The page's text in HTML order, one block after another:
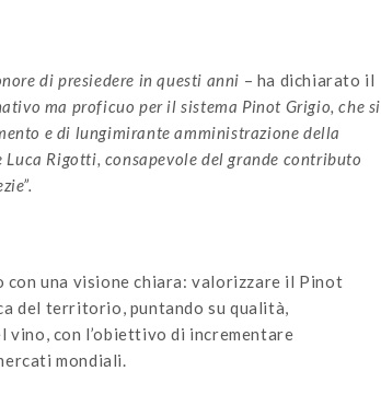
di presiedere in questi anni – ha dichiarato il
ma proficuo per il sistema Pinot Grigio, che si
e di lungimirante amministrazione della
Rigotti, consapevole del grande contributo
una visione chiara: valorizzare il Pinot
del territorio, puntando su qualità,
con l’obiettivo di incrementare
mondiali.